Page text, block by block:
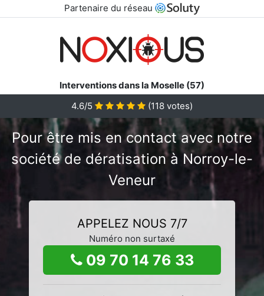
Partenaire du réseau
Interventions dans la Moselle (57)
4.6/5
(118 votes)
Pour être mis en contact avec notre
société de dératisation à Norroy-le-
Veneur
APPELEZ NOUS 7/7
Numéro non surtaxé
09 70 14 76 33